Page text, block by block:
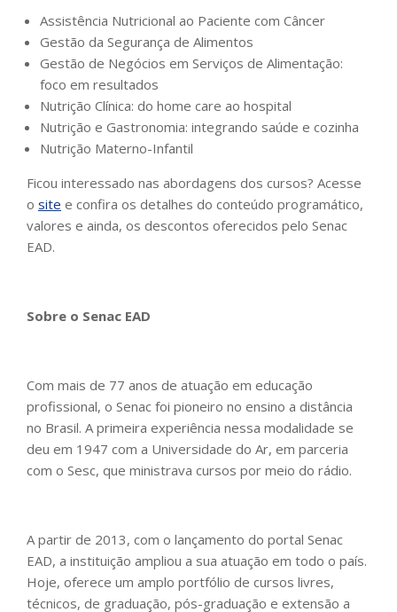
Assistência Nutricional ao Paciente com Câncer
Gestão da Segurança de Alimentos
Gestão de Negócios em Serviços de Alimentação:
foco em resultados
Nutrição Clínica: do home care ao hospital
Nutrição e Gastronomia: integrando saúde e cozinha
Nutrição Materno-Infantil
Ficou interessado nas abordagens dos cursos? Acesse
o site e confira os detalhes do conteúdo programático,
valores e ainda, os descontos oferecidos pelo Senac
EAD.
Sobre o Senac EAD
Com mais de 77 anos de atuação em educação
profissional, o Senac foi pioneiro no ensino a distância
no Brasil. A primeira experiência nessa modalidade se
deu em 1947 com a Universidade do Ar, em parceria
com o Sesc, que ministrava cursos por meio do rádio.
A partir de 2013, com o lançamento do portal Senac
EAD, a instituição ampliou a sua atuação em todo o país.
Hoje, oferece um amplo portfólio de cursos livres,
técnicos, de graduação, pós-graduação e extensão a